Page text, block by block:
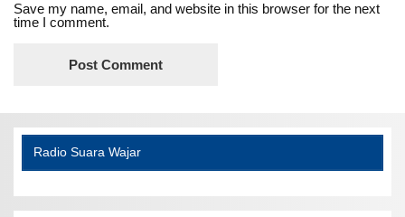
Save my name, email, and website in this browser for the next
time I comment.
Radio Suara Wajar